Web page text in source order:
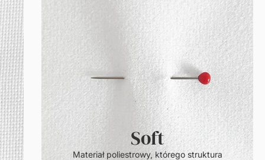
Soft
Materiał poliestrowy, którego struktura